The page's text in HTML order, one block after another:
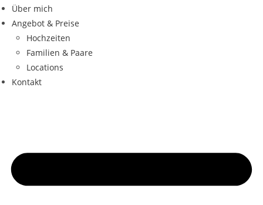
Über mich
Angebot & Preise
Hochzeiten
Familien & Paare
Locations
Kontakt